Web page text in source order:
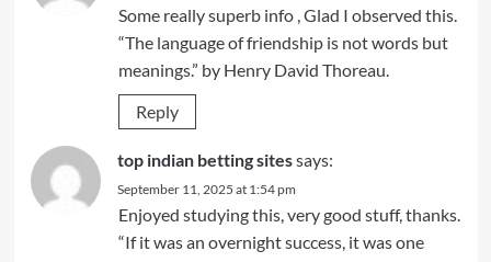
Some really superb info , Glad I observed this.
“The language of friendship is not words but
meanings.” by Henry David Thoreau.
Reply
top indian betting sitessays:
September 11, 2025 at 1:54 pm
Enjoyed studying this, very good stuff, thanks.
“If it was an overnight success, it was one